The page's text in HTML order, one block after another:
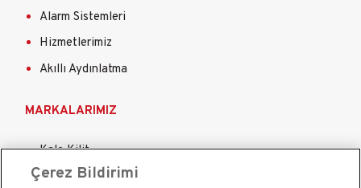
Alarm Sistemleri
Hizmetlerimiz
Akıllı Aydınlatma
MARKALARIMIZ
Kale Kilit
Kale Çelik Kapı
Çerez Bildirimi